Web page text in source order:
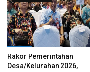
Rakor Pemerintahan
Desa/Kelurahan 2026,